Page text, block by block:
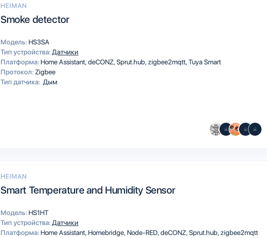
HEIMAN
Smoke detector
Модель: HS3SA
Тип устройства: Датчики
Платформа: Home AssistantdeCONZSprut.hubzigbee2mqttTuya Smart
Протокол: Zigbee
Тип датчика: Дым
HEIMAN
Smart Temperature and Humidity Sensor
Модель: HS1HT
Тип устройства: Датчики
Платформа: Home Assistant Homebridge Node-REDdeCONZSprut.hubzigbee2mqtt